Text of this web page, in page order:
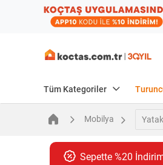
Tüm Kategoriler
Mobilya
Sepette %20